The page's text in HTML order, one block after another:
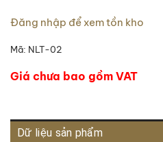
Đăng nhập để xem tồn kho
Mã: NLT-02
Giá chưa bao gồm VAT
Dữ liệu sản phẩm